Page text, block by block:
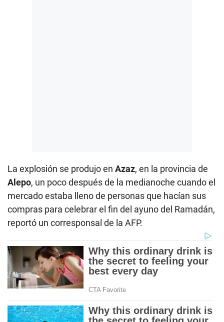
La explosión se produjo en Azaz, en la provincia de
Alepo, un poco después de la medianoche cuando el
mercado estaba lleno de personas que hacían sus
compras para celebrar el fin del ayuno del Ramadán,
reportó un corresponsal de la AFP.